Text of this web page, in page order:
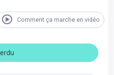
Comment ça marche en vidéo